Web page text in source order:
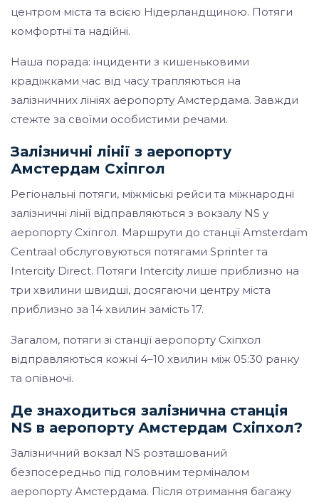
центром міста та всією Нідерландщиною. Потяги
комфортні та надійні.
Наша порада: інциденти з кишеньковими
крадіжками час від часу трапляються на
залізничних лініях аеропорту Амстердама. Завжди
стежте за своїми особистими речами.
Залізничні лінії з аеропорту
Амстердам Схіпгол
Регіональні потяги, міжміські рейси та міжнародні
залізничні лінії відправляються з вокзалу NS у
аеропорту Схіпгол. Маршрути до станції Amsterdam
Centraal обслуговуються потягами Sprinter та
Intercity Direct. Потяги Intercity лише приблизно на
три хвилини швидші, досягаючи центру міста
приблизно за 14 хвилин замість 17.
Загалом, потяги зі станції аеропорту Схіпхол
відправляються кожні 4–10 хвилин між 05:30 ранку
та опівночі.
Де знаходиться залізнична станція
NS в аеропорту Амстердам Схіпхол?
Залізничний вокзал NS розташований
безпосередньо під головним терміналом
аеропорту Амстердама. Після отримання багажу